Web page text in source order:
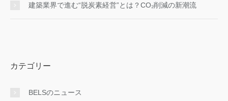
建築業界で進む“脱炭素経営”とは？CO₂削減の新潮流
カテゴリー
BELSのニュース